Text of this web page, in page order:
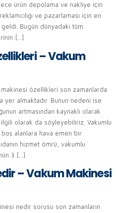
ürün depolama ve nakliye için
ve pazarlaması için en
Bugün dünyadaki tüm
[…]
– Vakum
özellikleri son zamanlarda
yer almaktadır. Bunun nedeni ise
artmasından kaynaklı olarak
olarak da söyleyebiliriz. Vakumlu
alanlara hava emen bir
hizmet ömrü, vakumlu
3 […]
– Vakum Makinesi
nedir sorusu son zamanların